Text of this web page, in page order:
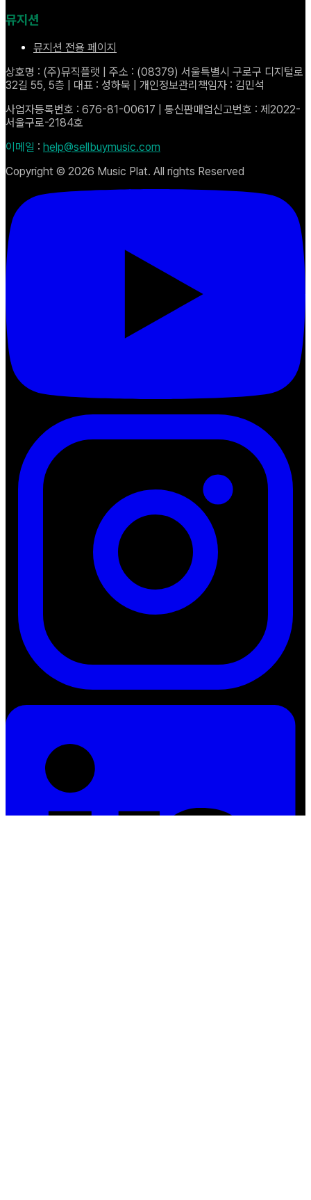
뮤지션
뮤지션 전용 페이지
상호명 : (주)뮤직플랫 | 주소 : (08379) 서울특별시 구로구 디지털로
32길 55, 5층 | 대표 : 성하묵 | 개인정보관리책임자 : 김민석
사업자등록번호 : 676-81-00617 | 통신판매업신고번호 : 제2022-
서울구로-2184호
이메일 : help@sellbuymusic.com
Copyright © 2026 Music Plat. All rights Reserved